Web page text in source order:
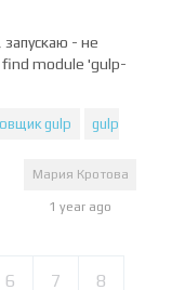
запускаю - не
find module 'gulp-
gulp
gulp
Мария Кротова
1 year ago
6 7 8